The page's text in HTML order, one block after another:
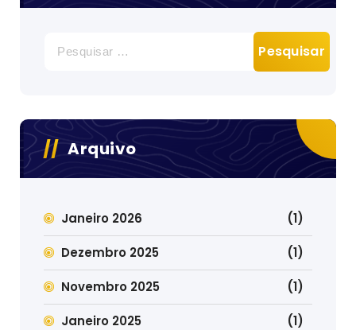
por:
Arquivo
Janeiro 2026 (1)
Dezembro 2025 (1)
Novembro 2025 (1)
Janeiro 2025 (1)